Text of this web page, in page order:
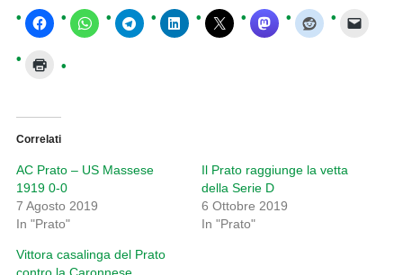
Correlati
AC Prato – US Massese
1919 0-0
7 Agosto 2019
In "Prato"
Il Prato raggiunge la vetta
della Serie D
6 Ottobre 2019
In "Prato"
Vittora casalinga del Prato